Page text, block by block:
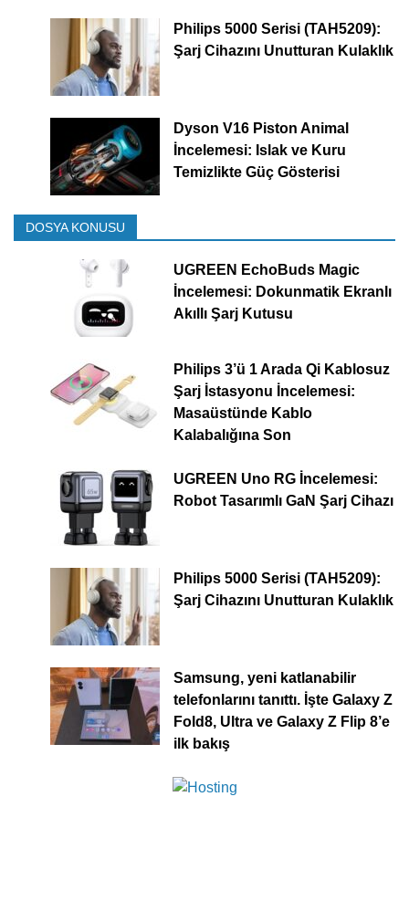
Philips 5000 Serisi (TAH5209):
Şarj Cihazını Unutturan Kulaklık
Dyson V16 Piston Animal
İncelemesi: Islak ve Kuru
Temizlikte Güç Gösterisi
DOSYA KONUSU
UGREEN EchoBuds Magic
İncelemesi: Dokunmatik Ekranlı
Akıllı Şarj Kutusu
Philips 3’ü 1 Arada Qi Kablosuz
Şarj İstasyonu İncelemesi:
Masaüstünde Kablo
Kalabalığına Son
UGREEN Uno RG İncelemesi:
Robot Tasarımlı GaN Şarj Cihazı
Philips 5000 Serisi (TAH5209):
Şarj Cihazını Unutturan Kulaklık
Samsung, yeni katlanabilir
telefonlarını tanıttı. İşte Galaxy Z
Fold8, Ultra ve Galaxy Z Flip 8’e
ilk bakış